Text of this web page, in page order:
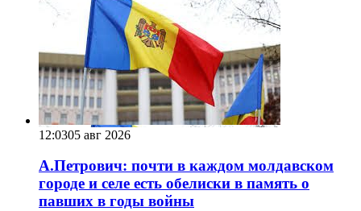
12:0305 авг 2026
А.Петрович: почти в каждом молдавском
городе и селе есть обелиски в память о
павших в годы войны